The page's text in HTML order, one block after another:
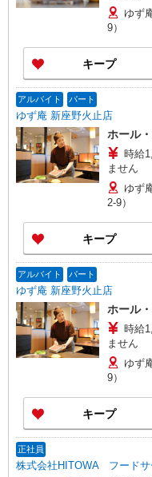
ゆず
9）
キープ
アルバイト パート
ゆず庵 新座野火止店
ホール
時給
ません
ゆず
2-9）
キープ
アルバイト パート
ゆず庵 新座野火止店
ホール
時給
ません
ゆず
9）
キープ
正社員
株式会社HITOWA フードサ